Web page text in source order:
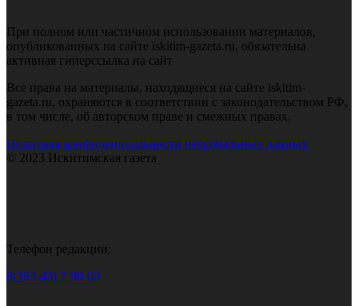
При полном или частичном использовании материалов,
опубликованных на сайте iskitim-gazeta.ru, обязательна
активная гиперссылка на сайт
Все права на материалы, находящиеся на сайте iskitim-
gazeta.ru, охраняются в соответствии с законодательством РФ,
в том числе, об авторском праве и смежных правах.
Политика конфиденциальности персональных данных
© 2023 Искитимская газета
Телефон редакции:
8(383-43) 7-90-60